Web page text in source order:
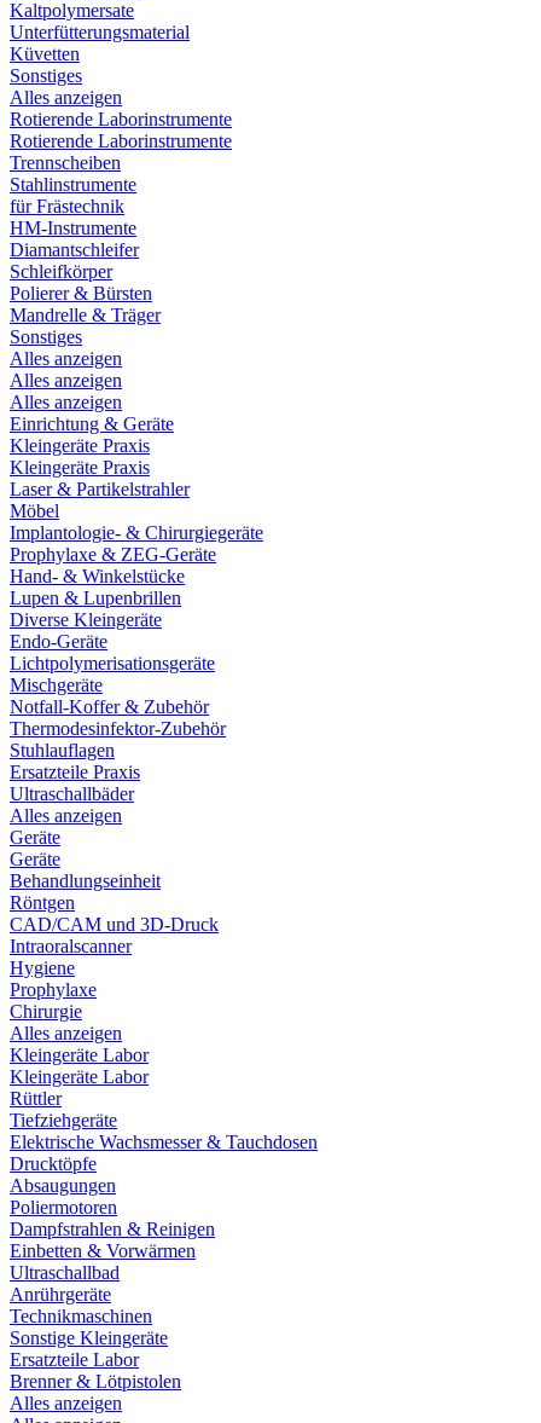
Kaltpolymersate
Unterfütterungsmaterial
Küvetten
Sonstiges
Alles anzeigen
Rotierende Laborinstrumente
Rotierende Laborinstrumente
Trennscheiben
Stahlinstrumente
für Frästechnik
HM-Instrumente
Diamantschleifer
Schleifkörper
Polierer & Bürsten
Mandrelle & Träger
Sonstiges
Alles anzeigen
Alles anzeigen
Alles anzeigen
Einrichtung & Geräte
Kleingeräte Praxis
Kleingeräte Praxis
Laser & Partikelstrahler
Möbel
Implantologie- & Chirurgiegeräte
Prophylaxe & ZEG-Geräte
Hand- & Winkelstücke
Lupen & Lupenbrillen
Diverse Kleingeräte
Endo-Geräte
Lichtpolymerisationsgeräte
Mischgeräte
Notfall-Koffer & Zubehör
Thermodesinfektor-Zubehör
Stuhlauflagen
Ersatzteile Praxis
Ultraschallbäder
Alles anzeigen
Geräte
Geräte
Behandlungseinheit
Röntgen
CAD/CAM und 3D-Druck
Intraoralscanner
Hygiene
Prophylaxe
Chirurgie
Alles anzeigen
Kleingeräte Labor
Kleingeräte Labor
Rüttler
Tiefziehgeräte
Elektrische Wachsmesser & Tauchdosen
Drucktöpfe
Absaugungen
Poliermotoren
Dampfstrahlen & Reinigen
Einbetten & Vorwärmen
Ultraschallbad
Anrührgeräte
Technikmaschinen
Sonstige Kleingeräte
Ersatzteile Labor
Brenner & Lötpistolen
Alles anzeigen